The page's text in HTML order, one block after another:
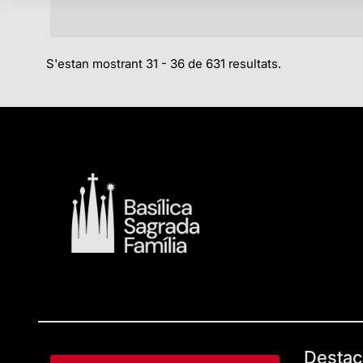
S'estan mostrant 31 - 36 de 631 resultats.